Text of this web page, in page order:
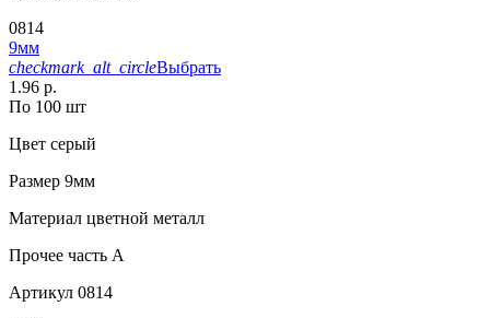
0814
9мм
checkmark_alt_circleВыбрать
1.96 р.
По 100 шт
Цвет серый
Размер 9мм
Материал цветной металл
Прочее часть A
Артикул 0814